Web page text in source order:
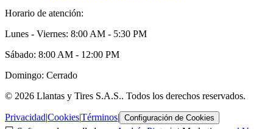
Horario de atención:
Lunes - Viernes: 8:00 AM - 5:30 PM
Sábado: 8:00 AM - 12:00 PM
Domingo: Cerrado
© 2026 Llantas y Tires S.A.S.. Todos los derechos reservados.
Privacidad|Cookies|Términos| Configuración de Cookies